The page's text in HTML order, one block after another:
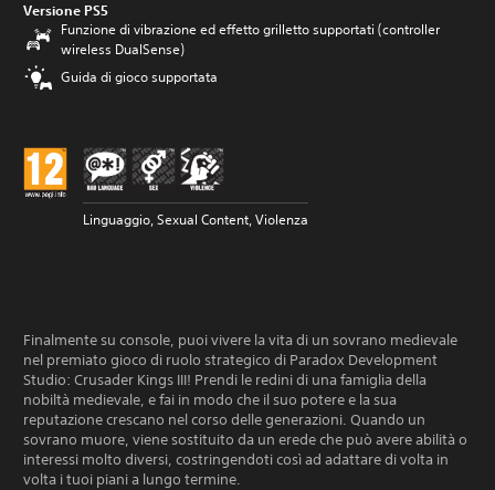
Versione PS5
Funzione di vibrazione ed effetto grilletto supportati (controller
wireless DualSense)
Guida di gioco supportata
Linguaggio, Sexual Content, Violenza
Finalmente su console, puoi vivere la vita di un sovrano medievale
nel premiato gioco di ruolo strategico di Paradox Development
Studio: Crusader Kings III! Prendi le redini di una famiglia della
nobiltà medievale, e fai in modo che il suo potere e la sua
reputazione crescano nel corso delle generazioni. Quando un
sovrano muore, viene sostituito da un erede che può avere abilità o
interessi molto diversi, costringendoti così ad adattare di volta in
volta i tuoi piani a lungo termine.